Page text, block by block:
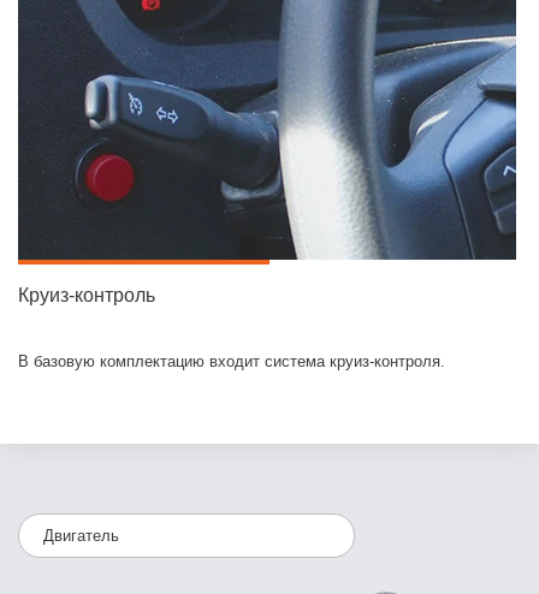
Круиз-контроль
В базовую комплектацию входит система круиз-контроля.
Двигатель